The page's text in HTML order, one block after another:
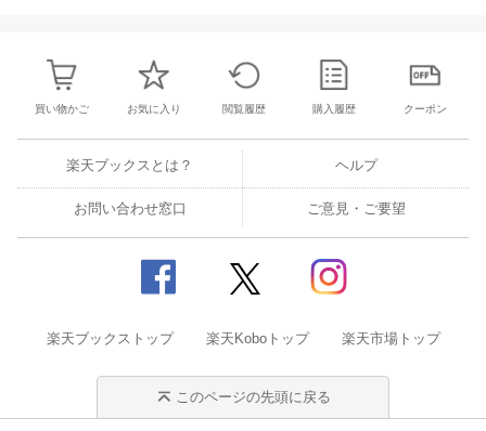
買い物かご お気に入り 閲覧履歴 購入履歴 クーポン
楽天ブックスとは？ ヘルプ
お問い合わせ窓口 ご意見・ご要望
楽天ブックストップ 楽天Koboトップ 楽天市場トップ
このページの先頭に戻る